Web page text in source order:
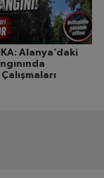
Alanya’daki